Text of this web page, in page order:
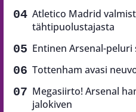
Atletico Madrid
tähtipuolustajasta
Entinen Arsenal-peluri
Tottenham avasi
Megasiirto! Arsenal
jalokiven